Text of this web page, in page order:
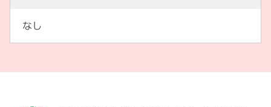
なし